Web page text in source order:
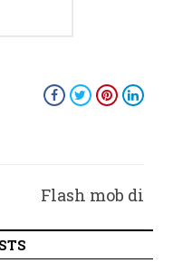
Flash mob di
tedeschi a